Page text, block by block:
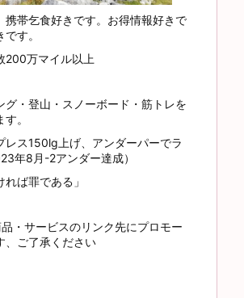
携帯乞食好きです。お得情報好きで
す。
200万マイル以上
グ・登山・スノーボード・筋トレを
。
レス150lg上げ、アンダーパーでラ
年8月-2アンダー達成）
れば罪である」
・サービスのリンク先にプロモー
、ご了承ください